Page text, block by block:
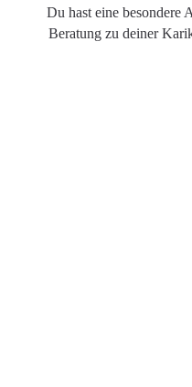
Du hast eine besondere
Beratung zu deiner